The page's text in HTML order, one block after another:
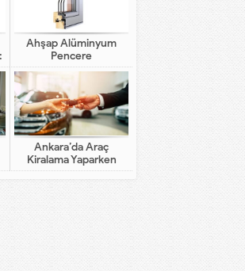
Ahşap Alüminyum
Pencere
Ankara’da Araç
Kiralama Yaparken
Dikkat Edilecekler